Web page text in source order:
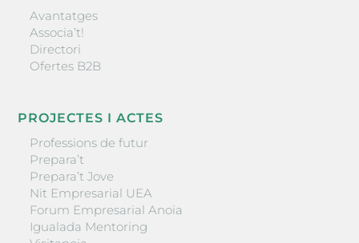
Avantatges
Associa’t!
Directori
Ofertes B2B
PROJECTES I ACTES
Professions de futur
Prepara’t
Prepara’t Jove
Nit Empresarial UEA
Forum Empresarial Anoia
Igualada Mentoring